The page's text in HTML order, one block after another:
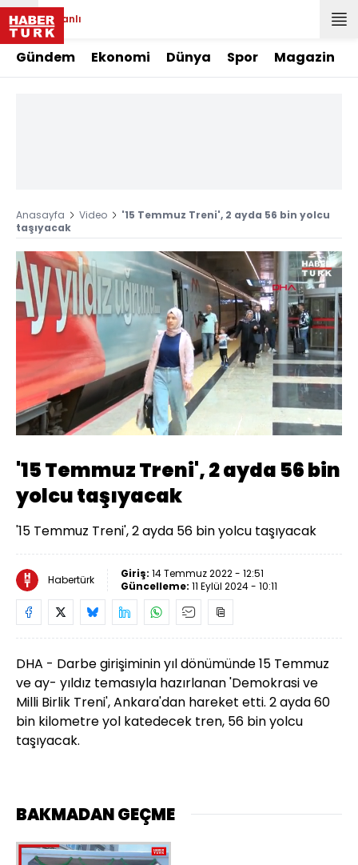
Canlı
Gündem Ekonomi Dünya Spor Magazin
Anasayfa Video
'15 Temmuz Treni', 2 ayda 56 bin yolcu
taşıyacak
Sesi
Aç
Yüklendi:
57.50%
Oynatma
Hızı
'15 Temmuz Treni', 2 ayda 56 bin
yolcu taşıyacak
'15 Temmuz Treni', 2 ayda 56 bin yolcu taşıyacak
Habertürk Giriş: 14 Temmuz 2022 - 12:51
Güncelleme: 11 Eylül 2024 - 10:11
DHA - Darbe girişiminin yıl dönümünde 15 Temmuz
ve ay- yıldız temasıyla hazırlanan 'Demokrasi ve
Milli Birlik Treni', Ankara'dan hareket etti. 2 ayda 60
bin kilometre yol katedecek tren, 56 bin yolcu
taşıyacak.
BAKMADAN GEÇME